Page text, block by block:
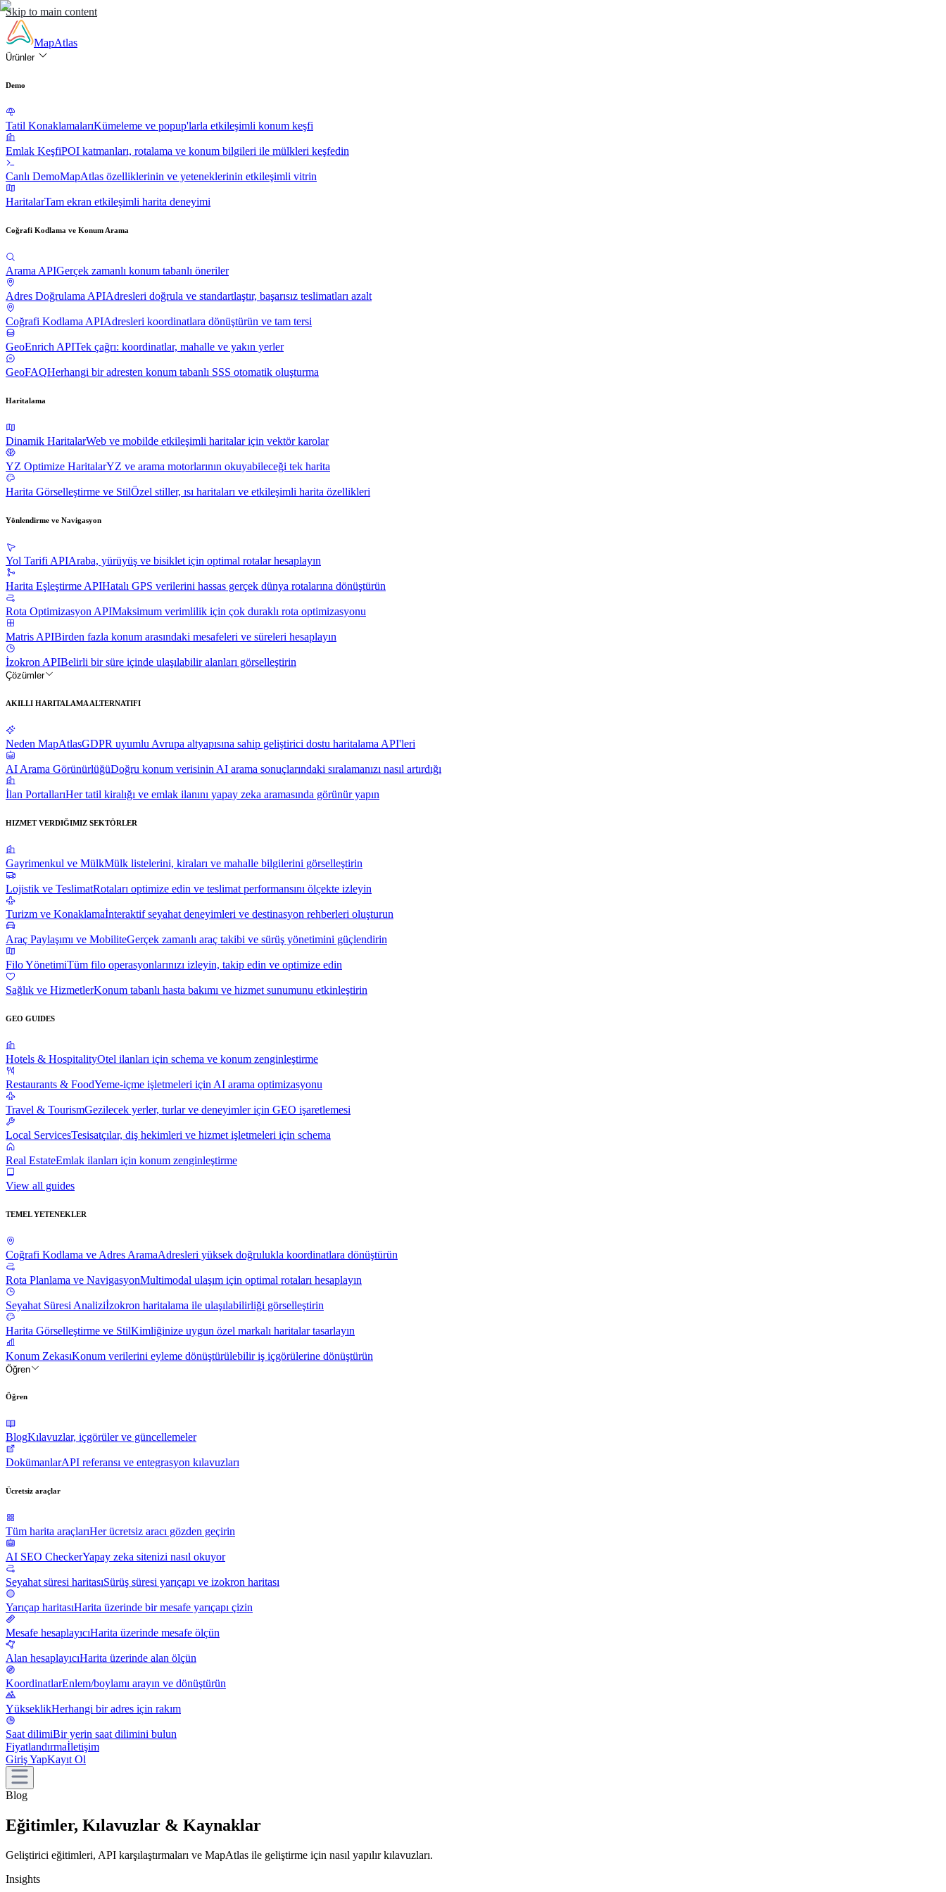
Skip to main content
MapAtlas
Ürünler
Demo
Tatil KonaklamalarıKümeleme ve popup'larla etkileşimli konum keşfi
Emlak KeşfiPOI katmanları, rotalama ve konum bilgileri ile mülkleri keşfedin
Canlı DemoMapAtlas özelliklerinin ve yeteneklerinin etkileşimli vitrin
HaritalarTam ekran etkileşimli harita deneyimi
Coğrafi Kodlama ve Konum Arama
Arama APIGerçek zamanlı konum tabanlı öneriler
Adres Doğrulama APIAdresleri doğrula ve standartlaştır, başarısız teslimatları azalt
Coğrafi Kodlama APIAdresleri koordinatlara dönüştürün ve tam tersi
GeoEnrich APITek çağrı: koordinatlar, mahalle ve yakın yerler
GeoFAQHerhangi bir adresten konum tabanlı SSS otomatik oluşturma
Haritalama
Dinamik HaritalarWeb ve mobilde etkileşimli haritalar için vektör karolar
YZ Optimize HaritalarYZ ve arama motorlarının okuyabileceği tek harita
Harita Görselleştirme ve StilÖzel stiller, ısı haritaları ve etkileşimli harita özellikleri
Yönlendirme ve Navigasyon
Yol Tarifi APIAraba, yürüyüş ve bisiklet için optimal rotalar hesaplayın
Harita Eşleştirme APIHatalı GPS verilerini hassas gerçek dünya rotalarına dönüştürün
Rota Optimizasyon APIMaksimum verimlilik için çok duraklı rota optimizasyonu
Matris APIBirden fazla konum arasındaki mesafeleri ve süreleri hesaplayın
İzokron APIBelirli bir süre içinde ulaşılabilir alanları görselleştirin
Çözümler
AKILLI HARITALAMA ALTERNATIFI
Neden MapAtlasGDPR uyumlu Avrupa altyapısına sahip geliştirici dostu haritalama API'leri
AI Arama GörünürlüğüDoğru konum verisinin AI arama sonuçlarındaki sıralamanızı nasıl artırdığı
İlan PortallarıHer tatil kiralığı ve emlak ilanını yapay zeka aramasında görünür yapın
HIZMET VERDIĞIMIZ SEKTÖRLER
Gayrimenkul ve MülkMülk listelerini, kiraları ve mahalle bilgilerini görselleştirin
Lojistik ve TeslimatRotaları optimize edin ve teslimat performansını ölçekte izleyin
Turizm ve Konaklamaİnteraktif seyahat deneyimleri ve destinasyon rehberleri oluşturun
Araç Paylaşımı ve MobiliteGerçek zamanlı araç takibi ve sürüş yönetimini güçlendirin
Filo YönetimiTüm filo operasyonlarınızı izleyin, takip edin ve optimize edin
Sağlık ve HizmetlerKonum tabanlı hasta bakımı ve hizmet sunumunu etkinleştirin
GEO GUIDES
Hotels & HospitalityOtel ilanları için schema ve konum zenginleştirme
Restaurants & FoodYeme-içme işletmeleri için AI arama optimizasyonu
Travel & TourismGezilecek yerler, turlar ve deneyimler için GEO işaretlemesi
Local ServicesTesisatçılar, diş hekimleri ve hizmet işletmeleri için schema
Real EstateEmlak ilanları için konum zenginleştirme
View all guides
TEMEL YETENEKLER
Coğrafi Kodlama ve Adres AramaAdresleri yüksek doğrulukla koordinatlara dönüştürün
Rota Planlama ve NavigasyonMultimodal ulaşım için optimal rotaları hesaplayın
Seyahat Süresi Analiziİzokron haritalama ile ulaşılabilirliği görselleştirin
Harita Görselleştirme ve StilKimliğinize uygun özel markalı haritalar tasarlayın
Konum ZekasıKonum verilerini eyleme dönüştürülebilir iş içgörülerine dönüştürün
Öğren
Öğren
BlogKılavuzlar, içgörüler ve güncellemeler
DokümanlarAPI referansı ve entegrasyon kılavuzları
Ücretsiz araçlar
Tüm harita araçlarıHer ücretsiz aracı gözden geçirin
AI SEO CheckerYapay zeka sitenizi nasıl okuyor
Seyahat süresi haritasıSürüş süresi yarıçapı ve izokron haritası
Yarıçap haritasıHarita üzerinde bir mesafe yarıçapı çizin
Mesafe hesaplayıcıHarita üzerinde mesafe ölçün
Alan hesaplayıcıHarita üzerinde alan ölçün
KoordinatlarEnlem/boylamı arayın ve dönüştürün
YükseklikHerhangi bir adres için rakım
Saat dilimiBir yerin saat dilimini bulun
Fiyatlandırmaİletişim
Giriş YapKayıt Ol
Blog
Eğitimler, Kılavuzlar & Kaynaklar
Geliştirici eğitimleri, API karşılaştırmaları ve MapAtlas ile geliştirme için nasıl yapılır kılavuzları.
Insights